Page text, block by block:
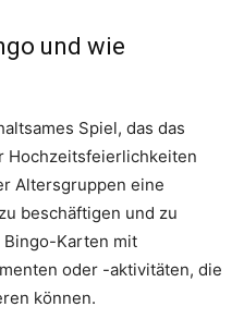
und wie
Spiel, das das
Hochzeitsfeierlichkeiten
Altersgruppen eine
beschäftigen und zu
Karten mit
oder -aktivitäten, die
können.